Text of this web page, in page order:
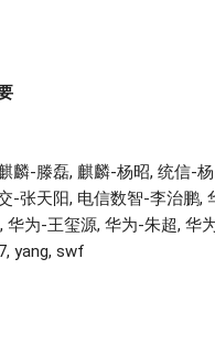
麟-滕磊, 麒麟-杨昭, 统信-杨
-张天阳, 电信数智-李治鹏,
华为-王玺源, 华为-朱超, 华
yang, swf